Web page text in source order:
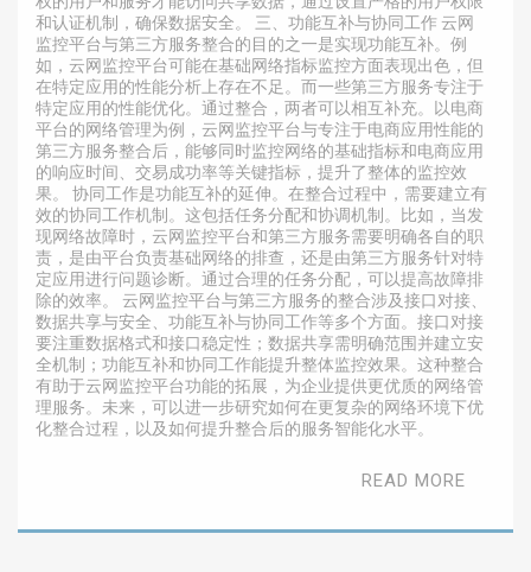
和认证机制，确保数据安全。 三、功能互补与协同工作 云网
监控平台与第三方服务整合的目的之一是实现功能互补。例
如，云网监控平台可能在基础网络指标监控方面表现出色，但
在特定应用的性能分析上存在不足。而一些第三方服务专注于
特定应用的性能优化。通过整合，两者可以相互补充。以电商
平台的网络管理为例，云网监控平台与专注于电商应用性能的
第三方服务整合后，能够同时监控网络的基础指标和电商应用
的响应时间、交易成功率等关键指标，提升了整体的监控效
果。 协同工作是功能互补的延伸。在整合过程中，需要建立有
效的协同工作机制。这包括任务分配和协调机制。比如，当发
现网络故障时，云网监控平台和第三方服务需要明确各自的职
责，是由平台负责基础网络的排查，还是由第三方服务针对特
定应用进行问题诊断。通过合理的任务分配，可以提高故障排
除的效率。 云网监控平台与第三方服务的整合涉及接口对接、
数据共享与安全、功能互补与协同工作等多个方面。接口对接
要注重数据格式和接口稳定性；数据共享需明确范围并建立安
全机制；功能互补和协同工作能提升整体监控效果。这种整合
有助于云网监控平台功能的拓展，为企业提供更优质的网络管
理服务。未来，可以进一步研究如何在更复杂的网络环境下优
化整合过程，以及如何提升整合后的服务智能化水平。
READ MORE